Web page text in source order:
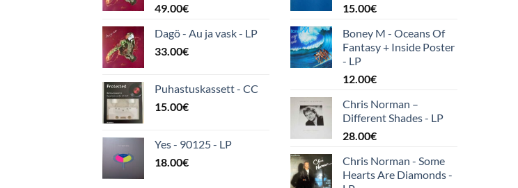
49.00€
Dagö - Au ja vask - LP
33.00€
Puhastuskassett - CC
15.00€
Yes - 90125 - LP
18.00€
15.00€
Boney M - Oceans Of
Fantasy + Inside Poster
- LP
12.00€
Chris Norman –
Different Shades - LP
28.00€
Chris Norman - Some
Hearts Are Diamonds -